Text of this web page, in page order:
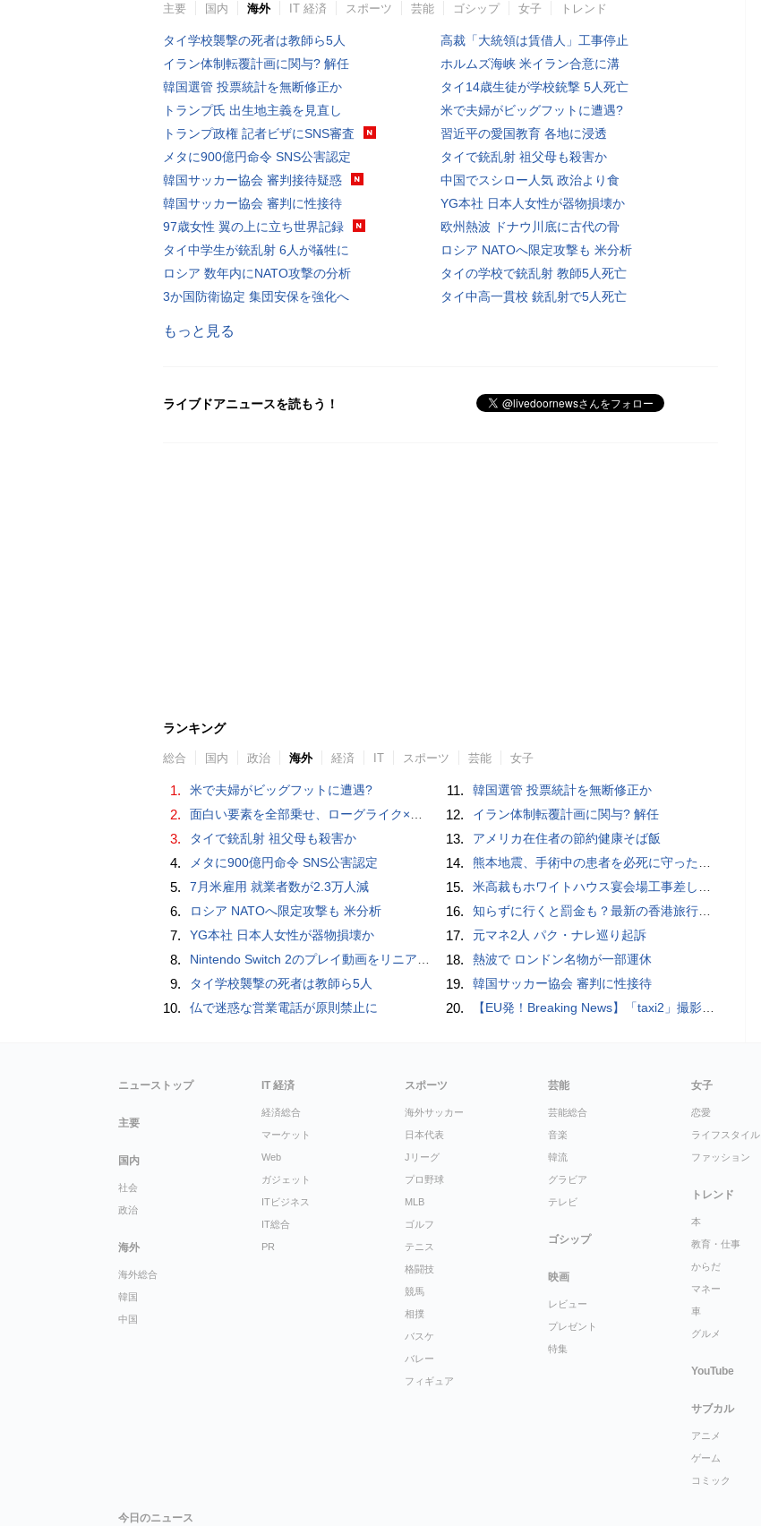
主要 国内 海外 IT 経済 スポーツ 芸能 ゴシップ 女子 トレンド
タイ学校襲撃の死者は教師ら5人
イラン体制転覆計画に関与? 解任
韓国選管 投票統計を無断修正か
トランプ氏 出生地主義を見直し
トランプ政権 記者ビザにSNS審査
メタに900億円命令 SNS公害認定
韓国サッカー協会 審判接待疑惑
韓国サッカー協会 審判に性接待
97歳女性 翼の上に立ち世界記録
タイ中学生が銃乱射 6人が犠牲に
ロシア 数年内にNATO攻撃の分析
3か国防衛協定 集団安保を強化へ
高裁「大統領は賃借人」工事停止
ホルムズ海峡 米イラン合意に溝
タイ14歳生徒が学校銃撃 5人死亡
米で夫婦がビッグフットに遭遇?
習近平の愛国教育 各地に浸透
タイで銃乱射 祖父母も殺害か
中国でスシロー人気 政治より食
YG本社 日本人女性が器物損壊か
欧州熱波 ドナウ川底に古代の骨
ロシア NATOへ限定攻撃も 米分析
タイの学校で銃乱射 教師5人死亡
タイ中高一貫校 銃乱射で5人死亡
もっと見る
ライブドアニュースを読もう！
ランキング
総合 国内 政治 海外 経済 IT スポーツ 芸能 女子
1. 米で夫婦がビッグフットに遭遇?
2. 面白い要素を全部乗せ、ローグライク×デッキ構築×パーティ制RPGの「Chrono Ark」を遊んでみた
3. タイで銃乱射 祖父母も殺害か
4. メタに900億円命令 SNS公害認定
5. 7月米雇用 就業者数が2.3万人減
6. ロシア NATOへ限定攻撃も 米分析
7. YG本社 日本人女性が器物損壊か
8. Nintendo Switch 2のプレイ動画をリニアPCMサラウンドで録画する方法、Blackmagic Designのキャプチャーボード「UltraStudio Express Recorder 3G」を使ってみた
9. タイ学校襲撃の死者は教師ら5人
10. 仏で迷惑な営業電話が原則禁止に
11. 韓国選管 投票統計を無断修正か
12. イラン体制転覆計画に関与? 解任
13. アメリカ在住者の節約健康そば飯
14. 熊本地震、手術中の患者を必死に守った医師らに中国ネット「泣ける」「職責を全うした」
15. 米高裁もホワイトハウス宴会場工事差し止め
16. 知らずに行くと罰金も？最新の香港旅行で「絶対にやってはいけない」20のルール
17. 元マネ2人 パク・ナレ巡り起訴
18. 熱波で ロンドン名物が一部運休
19. 韓国サッカー協会 審判に性接待
20. 【EU発！Breaking News】「taxi2」撮影中スタントシーンでカメラマンが死亡、有罪へ（フランス）
ニューストップ
主要
国内
社会
政治
海外
海外総合
韓国
中国
IT 経済
経済総合
マーケット
Web
ガジェット
ITビジネス
IT総合
PR
スポーツ
海外サッカー
日本代表
Jリーグ
プロ野球
MLB
ゴルフ
テニス
格闘技
競馬
相撲
バスケ
バレー
フィギュア
芸能
芸能総合
音楽
韓流
グラビア
テレビ
ゴシップ
映画
レビュー
プレゼント
特集
女子
恋愛
ライフスタイル
ファッション
トレンド
本
教育・仕事
からだ
マネー
車
グルメ
YouTube
サブカル
アニメ
ゲーム
コミック
今日のニュース